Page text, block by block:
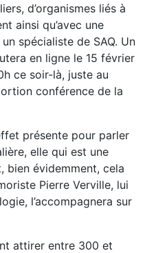
d’organismes liés à
ainsi qu’avec une
spécialiste de SAQ. Un
en ligne le 15 février
ce soir-là, juste au
conférence de la
présente pour parler
elle qui est une
bien évidemment, cela
Pierre Verville, lui
l’accompagnera sur
attirer entre 300 et